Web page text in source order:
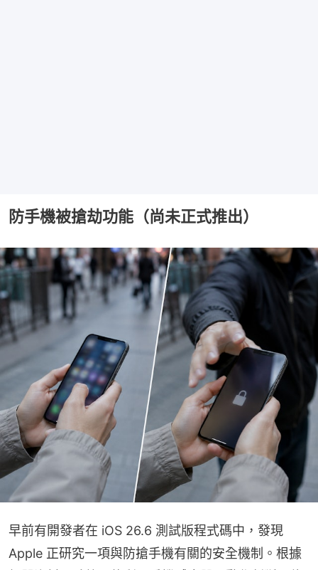
防手機被搶劫功能（尚未正式推出）
早前有開發者在 iOS 26.6 測試版程式碼中，發現
Apple 正研究一項與防搶手機有關的安全機制。根據